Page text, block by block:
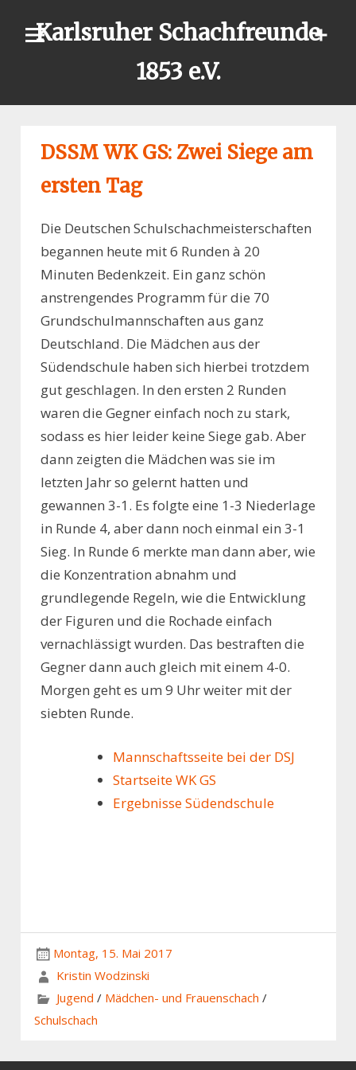
Karlsruher Schachfreunde
1853 e.V.
DSSM WK GS: Zwei Siege am
ersten Tag
Die Deutschen Schulschachmeisterschaften
begannen heute mit 6 Runden à 20
Minuten Bedenkzeit. Ein ganz schön
anstrengendes Programm für die 70
Grundschulmannschaften aus ganz
Deutschland. Die Mädchen aus der
Südendschule haben sich hierbei trotzdem
gut geschlagen. In den ersten 2 Runden
waren die Gegner einfach noch zu stark,
sodass es hier leider keine Siege gab. Aber
dann zeigten die Mädchen was sie im
letzten Jahr so gelernt hatten und
gewannen 3-1. Es folgte eine 1-3 Niederlage
in Runde 4, aber dann noch einmal ein 3-1
Sieg. In Runde 6 merkte man dann aber, wie
die Konzentration abnahm und
grundlegende Regeln, wie die Entwicklung
der Figuren und die Rochade einfach
vernachlässigt wurden. Das bestraften die
Gegner dann auch gleich mit einem 4-0.
Morgen geht es um 9 Uhr weiter mit der
siebten Runde.
Mannschaftsseite bei der DSJ
Startseite WK GS
Ergebnisse Südendschule
Montag, 15. Mai 2017
Kristin Wodzinski
Jugend / Mädchen- und Frauenschach /
Schulschach